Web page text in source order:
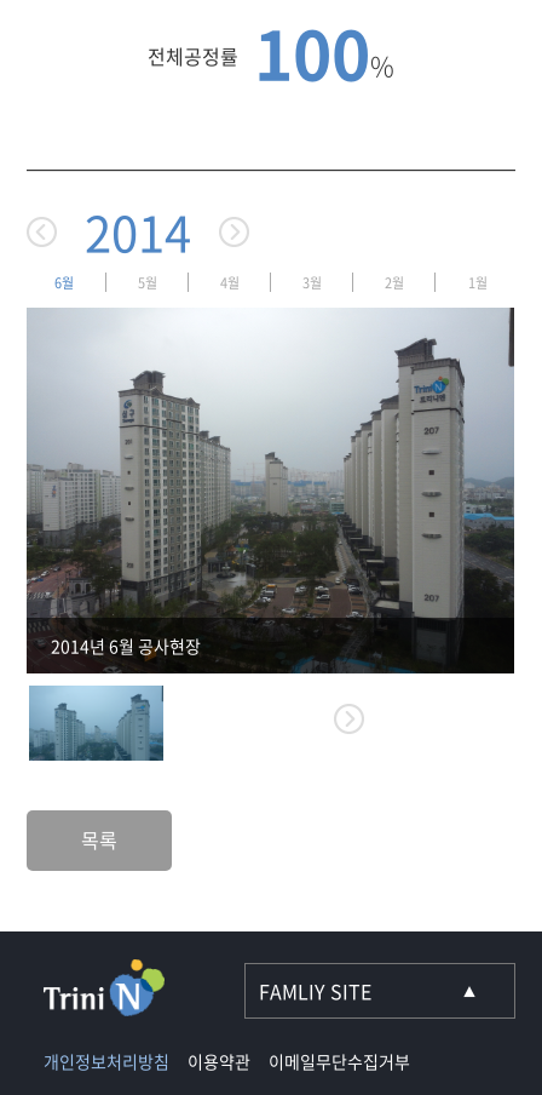
전체공정률 100%
2014
6월 5월 4월 3월 2월 1월
2014년 6월 공사현장
목록
개인정보처리방침 이용약관 이메일무단수집거부